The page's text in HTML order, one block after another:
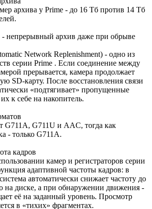
архива у Prime - до 16 Тб против 14 Тб
непрерывный архив даже при обрыве
Network Replenishment) - одно из
серии Prime . Если соединение между
прерывается, камера продолжает
SD-карту. После восстановления связи
«подтягивает» пропущенные
к себе на накопитель.
G711A, G711U и AAC, тогда как
- только G711A.
кадров
камер и регистраторов серии
адаптивной частоты кадров: в
автоматически снижает частоту до
на диске, а при обнаружении движения -
её на заданный уровень. Просмотр
в «тихих» фрагментах.